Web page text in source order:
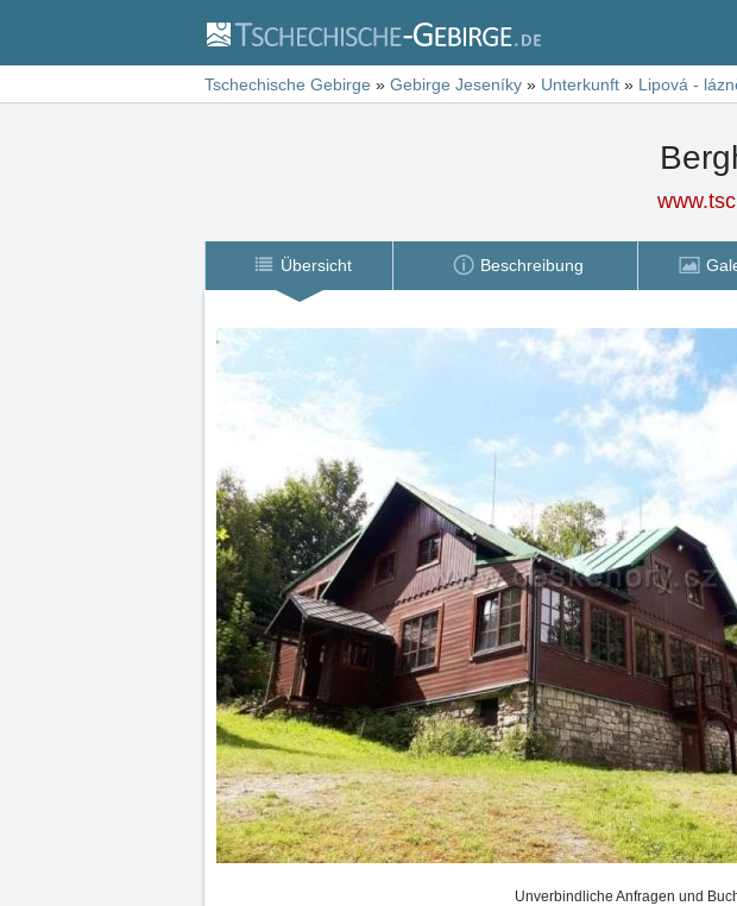
Tschechische Gebirge » Gebirge Jeseníky » Unterkunft » Lipová -
Übersicht Beschreibung
Unverbindliche Anfragen und